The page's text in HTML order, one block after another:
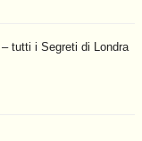
tutti i Segreti di Londra